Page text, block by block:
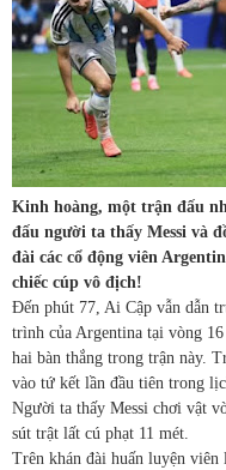
Kinh hoàng, một trận đấu
đấu người ta thấy Messi và
đài các cổ động viên
chiếc cúp vô địch!
Đến phút 77, Ai Cập vẫn dẫn
trình của Argentina tại vòng
hai bàn thắng trong trận này.
vào tứ kết lần đầu tiên trong
Người ta thấy Messi chơi vật
sút trật lất cú phạt 11 mét.
Trên khán đài huấn luyện